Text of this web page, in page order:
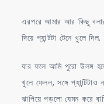
এরপরে আমার আর কিছু বলার
দিয়ে প্যান্টটা টেনে খুলে
যার ফলে আমি পুরো উলঙ্গ
খুলে ফেলল, সঙ্গে
ঝাপিয়ে পড়লো যেমন করে